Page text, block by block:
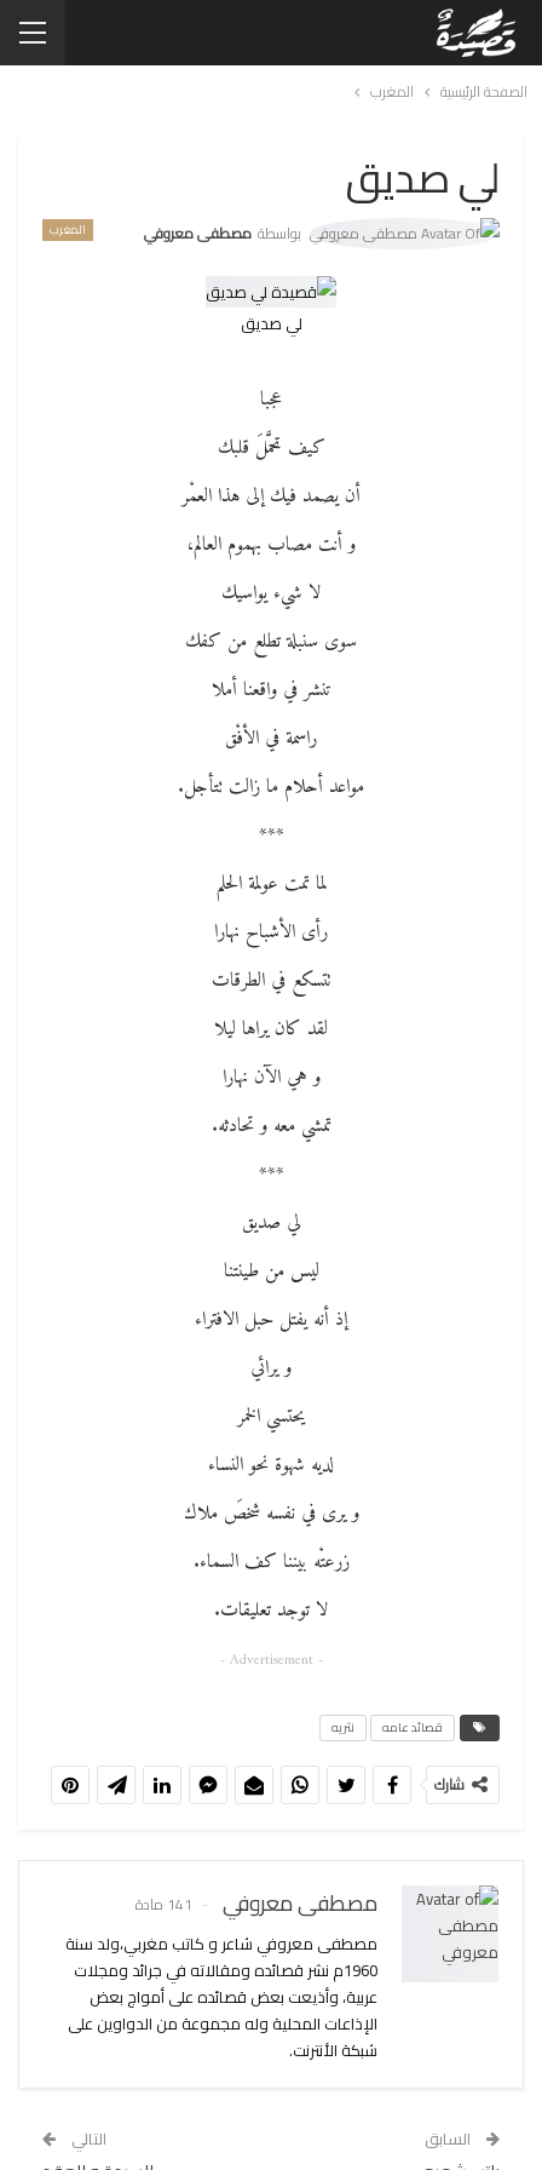
الصفحة الرئيسية المغرب
لي صديق
المغرب بواسطة مصطفى معروفي
لي صديق
عجبا
كيف تحمَّلَ قلبك
أن يصمد فيك إلى هذا العمْر
و أنت مصاب بهموم العالم،
لا شيء يواسيك
سوى سنبلة تطلع من كفك
تنشر في واقعنا أملا
راسمة في الأفْق
مواعد أحلام ما زالت تتأجل.
***
لما تمت عولمة الحلم
رأى الأشباح نهارا
تتسكع في الطرقات
لقد كان يراها ليلا
و هي الآن نهارا
تمشي معه و تحادثه.
***
لي صديق
ليس من طينتنا
إذ أنه يفتل حبل الافتراء
و يرائي
يحتسي الخمر
لديه شهوة نحو النساء
و يرى في نفسه شخصَ ملاك
زرعتْه بيننا كف السماء.
لا توجد تعليقات.
- Advertisement -
قصائد عامه نثريه
شارك
مصطفى معروفي 141 مادة
مصطفى معروفي شاعر و كاتب مغربي،ولد سنة
1960م نشر قصائده ومقالاته في جرائد ومجلات
عربية، وأذيعت بعض قصائده على أمواج بعض
الإذاعات المحلية وله مجموعة من الدواوين على
شبكة الأنترنت.
السابق التالي